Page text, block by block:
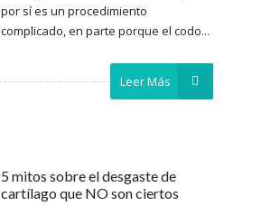
por sí es un procedimiento
complicado, en parte porque el codo...
Leer Más
5 mitos sobre el desgaste de
cartílago que NO son ciertos